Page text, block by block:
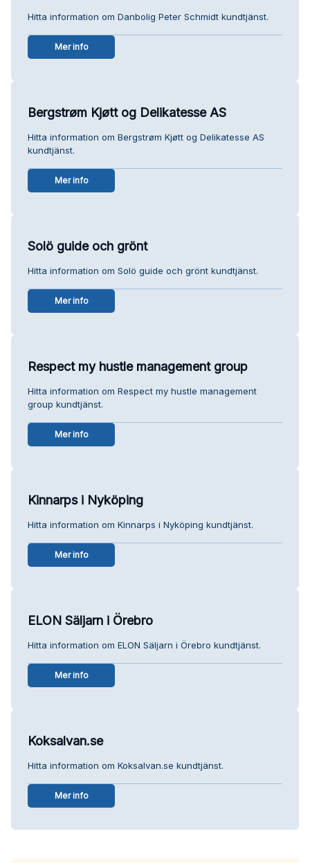
Hitta information om Danbolig Peter Schmidt kundtjänst.
Mer info
Bergstrøm Kjøtt og Delikatesse AS
Hitta information om Bergstrøm Kjøtt og Delikatesse AS
kundtjänst.
Mer info
Solö guide och grönt
Hitta information om Solö guide och grönt kundtjänst.
Mer info
Respect my hustle management group
Hitta information om Respect my hustle management
group kundtjänst.
Mer info
Kinnarps i Nyköping
Hitta information om Kinnarps i Nyköping kundtjänst.
Mer info
ELON Säljarn i Örebro
Hitta information om ELON Säljarn i Örebro kundtjänst.
Mer info
Koksalvan.se
Hitta information om Koksalvan.se kundtjänst.
Mer info